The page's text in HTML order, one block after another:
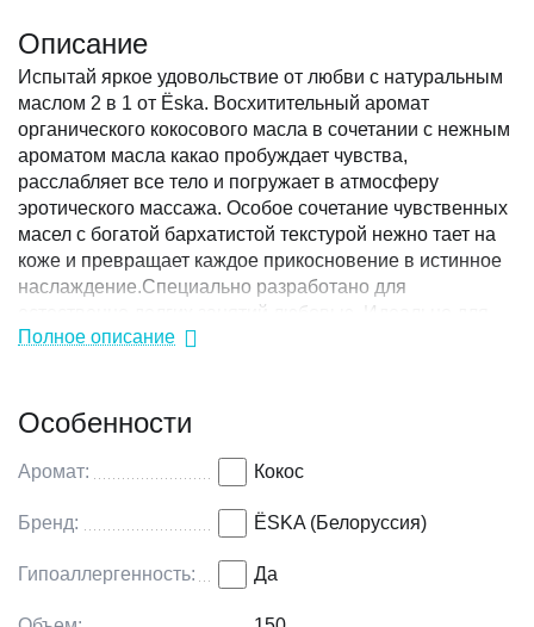
Описание
Испытай яркое удовольствие от любви с натуральным
маслом 2 в 1 от Ёska. Восхитительный аромат
органического кокосового масла в сочетании с нежным
ароматом масла какао пробуждает чувства,
расслабляет все тело и погружает в атмосферу
эротического массажа. Особое сочетание чувственных
масел с богатой бархатистой текстурой нежно тает на
коже и превращает каждое прикосновение в истинное
наслаждение.Специально разработано для
естественно долгих занятий любовью. Идеально для
использования с изделиями из силикона, дерева и
Натуральная альтернатива силикону. Максимально
растительные ингредиенты. Без силиконов, отдушек,
Подходит для анального, вагинального и орального
беременности и в период кормления грудью. Крем-
Полное описание
Особенности
Аромат: Кокос
Бренд: ЁSKA (Белоруссия)
Гипоаллергенность: Да